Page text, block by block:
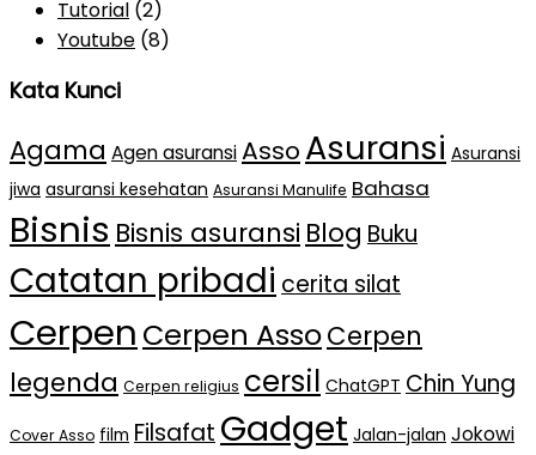
Tutorial (2)
Youtube (8)
Kata Kunci
Agama Agen asuransiAsso Asuransi Asuransi
jiwa asuransi kesehatan Asuransi Manulife Bahasa
Bisnis Bisnis asuransi Blog Buku
Catatan pribadi cerita silat
Cerpen Cerpen AssoCerpen
legenda Cerpen religius cersil ChatGPT Chin Yung
Cover Asso film Filsafat Gadget Jalan-jalan Jokowi